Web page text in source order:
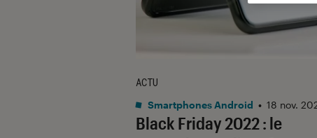
Black Friday 2022 : le
ACTU
Smartphones Android • 18 nov.